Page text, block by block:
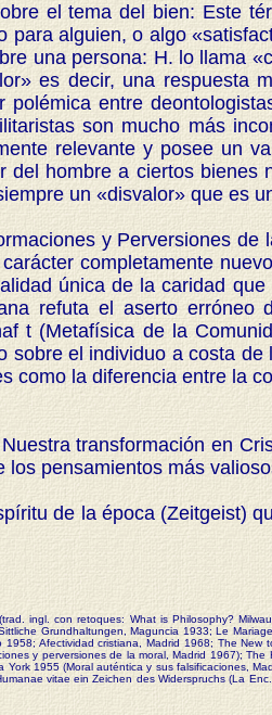
el tema del bien: Este
para alguien, o algo
una persona: H. lo llama
es decir, una respuesta
entre
son mucho más
relevante y posee un
hombre a ciertos
un «disvalor» que es
y Perversiones de
completamente
única de la caridad
refuta el aserto
t (Metafísica de la
sobre el individuo a costa
como la diferencia entre la
transformación en
pensamientos más
de la época (Zeitgeist)
ingl. con retoques: What is Philosophy?
Grundhaltungen, Maguncia 1933; Le
Afectividad cristiana, Madrid 1968; The
y perversiones de la moral, Madrid 1967);
1955 (Moral auténtica y sus falsificaciones,
vitae ein Zeichen des Widerspruchs (La